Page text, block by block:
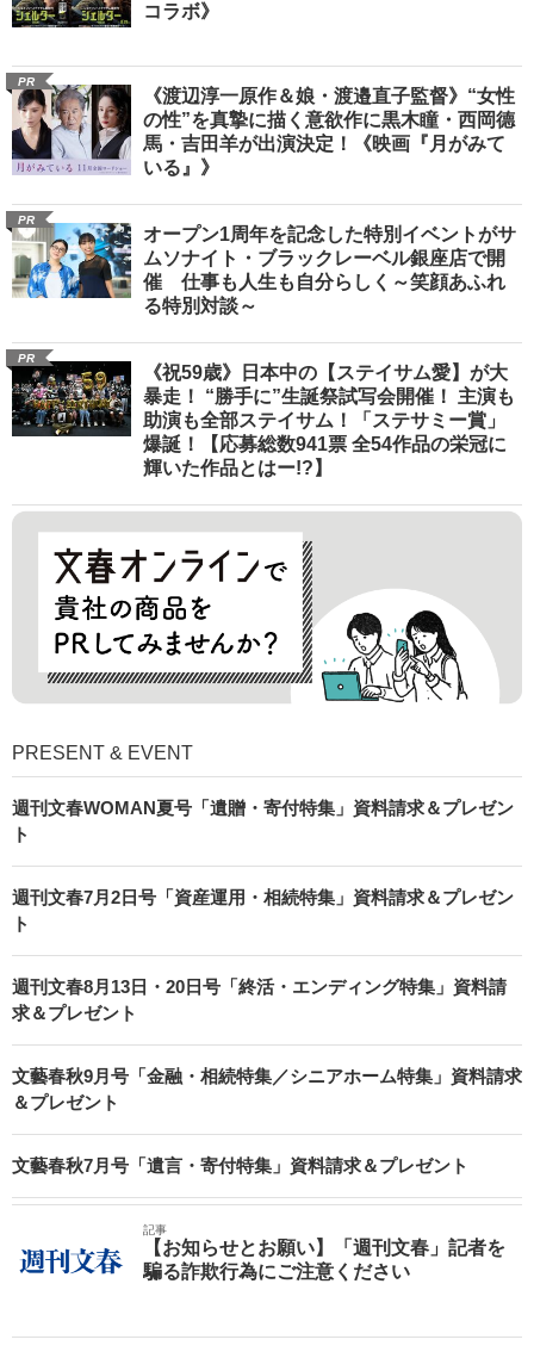
コラボ》
PR
《渡辺淳一原作＆娘・渡邉直子監督》“女性
の性”を真摯に描く意欲作に黒木瞳・西岡德
馬・吉田羊が出演決定！《映画『月がみて
いる』》
PR
オープン1周年を記念した特別イベントがサ
ムソナイト・ブラックレーベル銀座店で開
催 仕事も人生も自分らしく～笑顔あふれ
る特別対談～
PR
《祝59歳》日本中の【ステイサム愛】が大
暴走！ “勝手に”生誕祭試写会開催！ 主演も
助演も全部ステイサム！「ステサミー賞」
爆誕！【応募総数941票 全54作品の栄冠に
輝いた作品とはー!?】
PRESENT & EVENT
週刊文春WOMAN夏号「遺贈・寄付特集」資料請求＆プレゼン
ト
週刊文春7月2日号「資産運用・相続特集」資料請求＆プレゼン
ト
週刊文春8月13日・20日号「終活・エンディング特集」資料請
求＆プレゼント
文藝春秋9月号「金融・相続特集／シニアホーム特集」資料請求
＆プレゼント
文藝春秋7月号「遺言・寄付特集」資料請求＆プレゼント
記事
【お知らせとお願い】「週刊文春」記者を
騙る詐欺行為にご注意ください